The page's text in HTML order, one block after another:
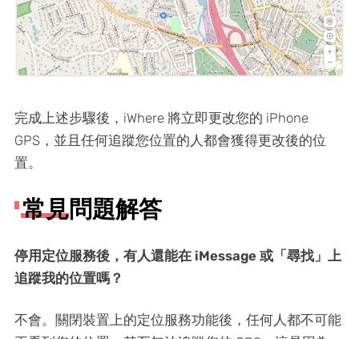
完成上述步驟後，iWhere 將立即更改您的 iPhone
GPS，並且任何追蹤您位置的人都會獲得更改後的位
置。
常見問題解答
停用定位服務後，有人還能在 iMessage 或「尋找」上
追蹤我的位置嗎？
不會。關閉裝置上的定位服務功能後，任何人都不可能